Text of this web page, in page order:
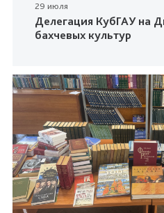
29 июля
Делегация КубГАУ на
бахчевых культур